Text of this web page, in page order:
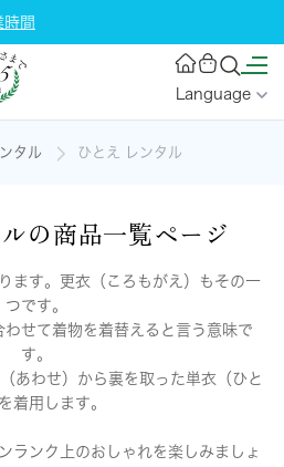
間
Language
タル ひとえ レンタル
の商品一覧ページ
ます。更衣（ころもがえ）もその一
つです。
わせて着物を着替えると言う意味で
す。
あわせ）から裏を取った単衣（ひと
着用します。
ランク上のおしゃれを楽しみましょ